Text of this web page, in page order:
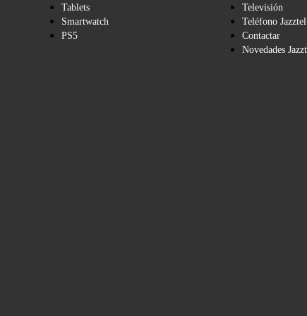
Tablets
Smartwatch
PS5
Televisión
Teléfono Jazztel
Contactar
Novedades